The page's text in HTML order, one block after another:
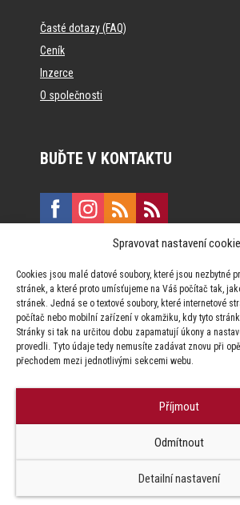
Spravovat nastavení
Cookies jsou malé datové soubory, které jsou nezbytné
stránek, a které proto umísťujeme na Váš počítač tak,
stránek. Jedná se o textové soubory, které internetové
počítač nebo mobilní zařízení v okamžiku, kdy tyto
Stránky si tak na určitou dobu zapamatují úkony a
provedli. Tyto údaje tedy nemusíte zadávat znovu při
přechodem mezi jednotlivými sekcemi webu.
Příjmout
Odmítnout
Detailní nastavení
Časté dotazy (FAQ)
Ceník
Inzerce
O společnosti
BUĎTE V KONTAKTU
Vinohradská 190, 130 00 Praha 3
Za publikovaný obsah odpovídají jednotliví
Factory s.r.o. zapovězeno.